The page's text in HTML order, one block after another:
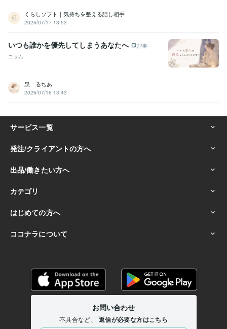
くらしソフト｜気持ちを整える話し相手
2026/07/17 13:53
いつも誰かを優先してしまうあなたへ
記事
コラム
泉 るちあ
2026/07/16 13:43